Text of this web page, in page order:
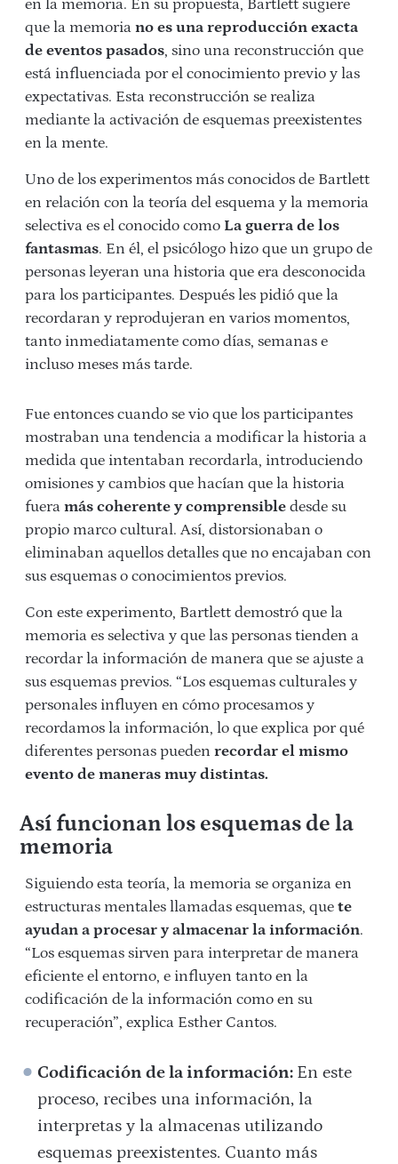
en la memoria. En su propuesta, Bartlett sugiere
que la memoria no es una reproducción exacta
de eventos pasados, sino una reconstrucción que
está influenciada por el conocimiento previo y las
expectativas. Esta reconstrucción se realiza
mediante la activación de esquemas preexistentes
en la mente.
Uno de los experimentos más conocidos de Bartlett
en relación con la teoría del esquema y la memoria
selectiva es el conocido como La guerra de los
fantasmas. En él, el psicólogo hizo que un grupo de
personas leyeran una historia que era desconocida
para los participantes. Después les pidió que la
recordaran y reprodujeran en varios momentos,
tanto inmediatamente como días, semanas e
incluso meses más tarde.
Fue entonces cuando se vio que los participantes
mostraban una tendencia a modificar la historia a
medida que intentaban recordarla, introduciendo
omisiones y cambios que hacían que la historia
fuera más coherente y comprensible desde su
propio marco cultural. Así, distorsionaban o
eliminaban aquellos detalles que no encajaban con
sus esquemas o conocimientos previos.
Con este experimento, Bartlett demostró que la
memoria es selectiva y que las personas tienden a
recordar la información de manera que se ajuste a
sus esquemas previos. “Los esquemas culturales y
personales influyen en cómo procesamos y
recordamos la información, lo que explica por qué
diferentes personas pueden recordar el mismo
evento de maneras muy distintas.
Así funcionan los esquemas de la
memoria
Siguiendo esta teoría, la memoria se organiza en
estructuras mentales llamadas esquemas, que te
ayudan a procesar y almacenar la información.
“Los esquemas sirven para interpretar de manera
eficiente el entorno, e influyen tanto en la
codificación de la información como en su
recuperación”, explica Esther Cantos.
Codificación de la información: En este
proceso, recibes una información, la
interpretas y la almacenas utilizando
esquemas preexistentes. Cuanto más